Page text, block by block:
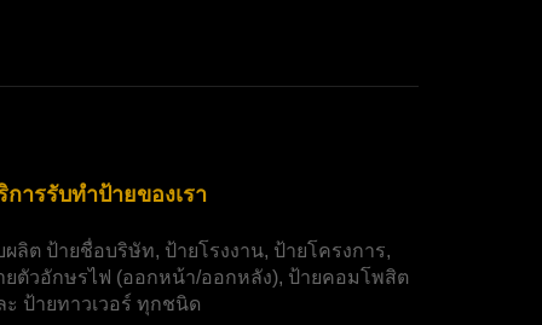
การรับทำป้ายของเรา
ผลิต ป้ายชื่อบริษัท, ป้ายโรงงาน, ป้ายโครงการ,
ยตัวอักษรไฟ (ออกหน้า/ออกหลัง), ป้ายคอมโพสิต
ะ ป้ายทาวเวอร์ ทุกชนิด